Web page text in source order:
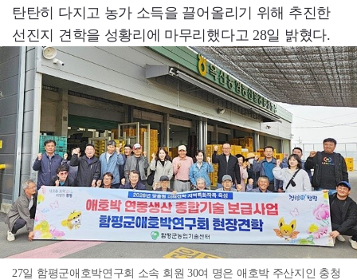
탄탄히 다지고 농가 소득을 끌어올리기 위해 추진한
선진지 견학을 성황리에 마무리했다고 28일 밝혔다.
27일 함평군애호박연구회 소속 회원 30여 명은 애호박 주산지인 충청